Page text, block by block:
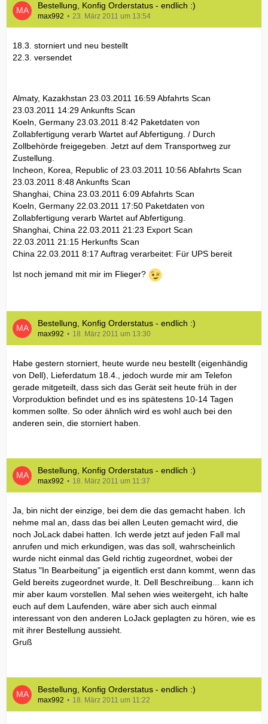
Bestellung, Konfig Orderstatus - endlich :)
max992 23. März 2011 um 13:54
18.3. storniert und neu bestellt
22.3. versendet
Almaty, Kazakhstan 23.03.2011 16:59 Abfahrts Scan
23.03.2011 14:29 Ankunfts Scan
Koeln, Germany 23.03.2011 8:42 Paketdaten von
Zollabfertigung verarb Wartet auf Abfertigung. / Durch
Zollbehörde freigegeben. Jetzt auf dem Transportweg zur
Zustellung.
Incheon, Korea, Republic of 23.03.2011 10:56 Abfahrts Scan
23.03.2011 8:48 Ankunfts Scan
Shanghai, China 23.03.2011 6:09 Abfahrts Scan
Koeln, Germany 22.03.2011 17:50 Paketdaten von
Zollabfertigung verarb Wartet auf Abfertigung.
Shanghai, China 22.03.2011 21:23 Export Scan
22.03.2011 21:15 Herkunfts Scan
China 22.03.2011 8:17 Auftrag verarbeitet: Für UPS bereit
Ist noch jemand mit mir im Flieger?
Bestellung, Konfig Orderstatus - endlich :)
max992 18. März 2011 um 13:30
Habe gestern storniert, heute wurde neu bestellt (eigenhändig
von Dell), Lieferdatum 18.4., jedoch wurde mir am Telefon
gerade mitgeteilt, dass sich das Gerät seit heute früh in der
Vorproduktion befindet und es ins spätestens 10-14 Tagen
kommen sollte. So oder ähnlich wird es wohl auch bei den
anderen sein, die storniert haben.
Bestellung, Konfig Orderstatus - endlich :)
max992 18. März 2011 um 11:37
Ja, bin nicht der einzige, bei dem die das gemacht haben. Ich
nehme mal an, dass das bei allen Leuten gemacht wird, die
noch JoLack dabei hatten. Ich werde jetzt auf jeden Fall mal
anrufen und mich erkundigen, was das soll, wahrscheinlich
wurde nicht einmal das Geld richtig zugeordnet, wobei der
Status "In Bearbeitung" ja eigentlich erst dann kommt, wenn das
Geld bereits zugeordnet wurde, lt. Dell Beschreibung... kann ich
mir aber kaum vorstellen. Mal sehen wies weitergeht, ich halte
euch auf dem Laufenden, wäre aber sich auch einmal
interessant von den anderen LoJack geplagten zu hören, wie es
mit ihrer Bestellung aussieht.
Gruß
Bestellung, Konfig Orderstatus - endlich :)
max992 18. März 2011 um 11:22